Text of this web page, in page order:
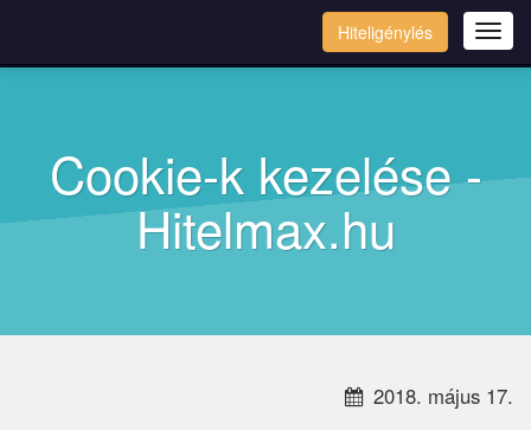
Hiteligénylés
Cookie-k kezelése -
Hitelmax.hu
2018. május 17.